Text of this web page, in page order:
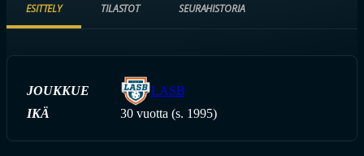
ESITTELY TILASTOT SEURAHISTORIA
JOUKKUE
LASB
IKÄ
30 vuotta (s. 1995)